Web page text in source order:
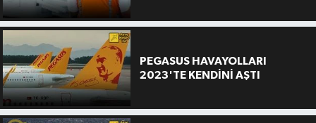
PEGASUS HAVAYOLLARI
2023'TE KENDİNİ AŞTI